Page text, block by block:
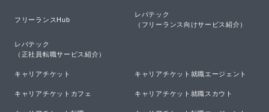
フリーランスHub
レバテック
（フリーランス向けサービス紹介）
レバテック
（正社員転職サービス紹介）
キャリアチケット キャリアチケット就職エージェント
キャリアチケットカフェ キャリアチケット就職スカウト